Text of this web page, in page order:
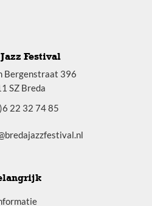
Festival
Bergenstraat 396
SZ Breda
22 32 74 85